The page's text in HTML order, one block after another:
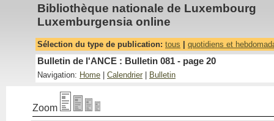
Bibliothèque nationale de Luxembourg
Luxemburgensia online
Sélection du type de publication: tous quotidiens et
Bulletin de l'ANCE : Bulletin 081 - page 20
Navigation: Home Calendrier Bulletin
Zoom